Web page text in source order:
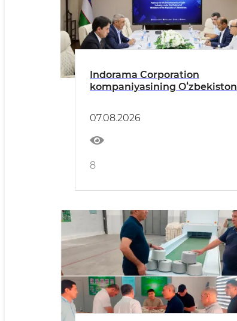
Indorama Corporation
kompaniyasining Oʻzbekiston
uchrashuv oʻtkazildi
07.08.2026
8